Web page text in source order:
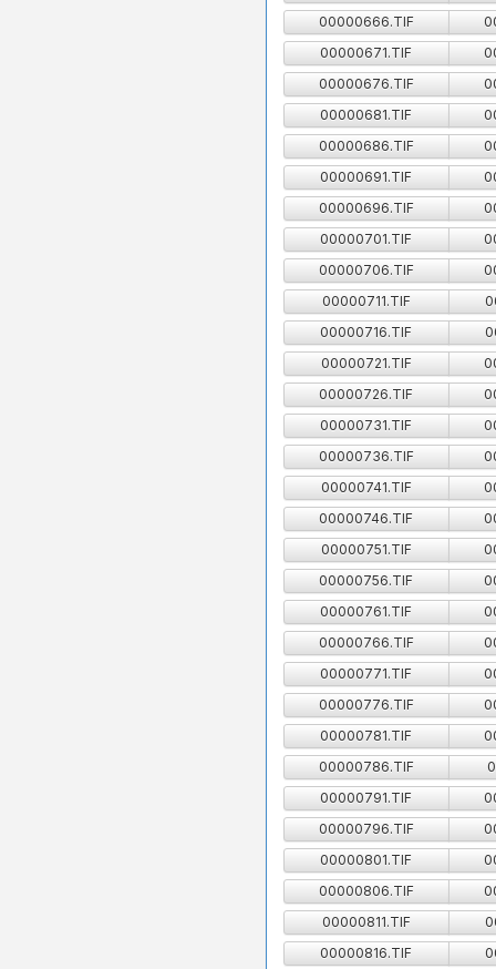
00000666.TIF
00000671.TIF
00000676.TIF
00000681.TIF
00000686.TIF
00000691.TIF
00000696.TIF
00000701.TIF
00000706.TIF
00000711.TIF
00000716.TIF
00000721.TIF
00000726.TIF
00000731.TIF
00000736.TIF
00000741.TIF
00000746.TIF
00000751.TIF
00000756.TIF
00000761.TIF
00000766.TIF
00000771.TIF
00000776.TIF
00000781.TIF
00000786.TIF
00000791.TIF
00000796.TIF
00000801.TIF
00000806.TIF
00000811.TIF
00000816.TIF